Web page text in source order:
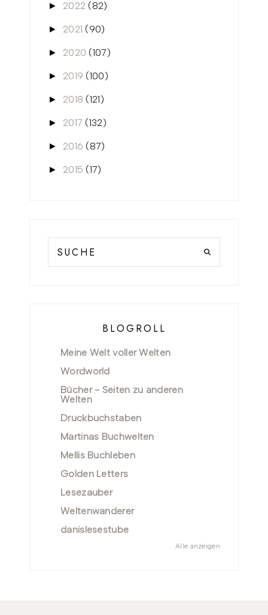
► 2022 (82)
► 2021 (90)
► 2020 (107)
► 2019 (100)
► 2018 (121)
► 2017 (132)
► 2016 (87)
► 2015 (17)
BLOGROLL
Meine Welt voller Welten
Wordworld
Bücher - Seiten zu anderen
Welten
Druckbuchstaben
Martinas Buchwelten
Mellis Buchleben
Golden Letters
Lesezauber
Weltenwanderer
danislesestube
Alle anzeigen